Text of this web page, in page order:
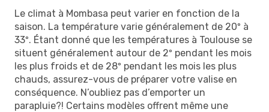
Le climat à Mombasa peut varier en fonction de la
saison. La température varie généralement de 20º à
33º. Étant donné que les températures à Toulouse se
situent généralement autour de 2º pendant les mois
les plus froids et de 28º pendant les mois les plus
chauds, assurez-vous de préparer votre valise en
conséquence. N’oubliez pas d’emporter un
parapluie?! Certains modèles offrent même une